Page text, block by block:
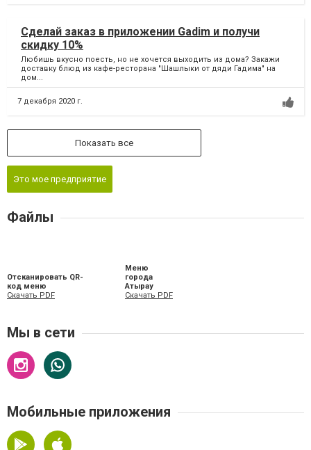
Сделай заказ в приложении Gadim и получи
скидку 10%
Любишь вкусно поесть, но не хочется выходить из дома? Закажи
доставку блюд из кафе-ресторана "Шашлыки от дяди Гадима" на
дом...
7 декабря 2020 г.
Показать все
Это мое предприятие
Файлы
Отсканировать QR-
код меню
Скачать PDF
Меню
города
Атырау
Скачать PDF
Мы в сети
Мобильные приложения